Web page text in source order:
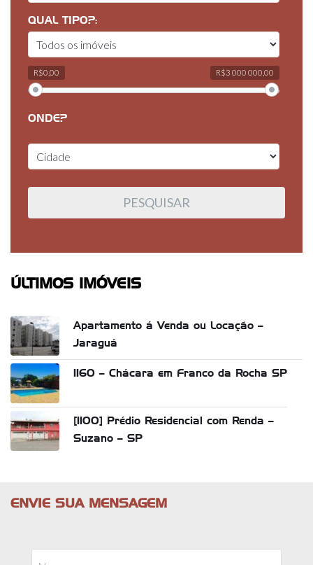
QUAL TIPO?:
R$0,00 R$3 000 000,00
ONDE?
ÚLTIMOS IMÓVEIS
Apartamento á Venda ou Locação –
Jaraguá
1160 – Chácara em Franco da Rocha SP
[1100] Prédio Residencial com Renda –
Suzano – SP
ENVIE SUA MENSAGEM